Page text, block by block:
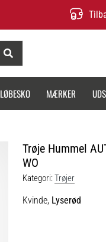
LØBESKO MÆRKER
Trøje Hummel
WO
Kategori:Trøjer
Kvinde, Lyserød